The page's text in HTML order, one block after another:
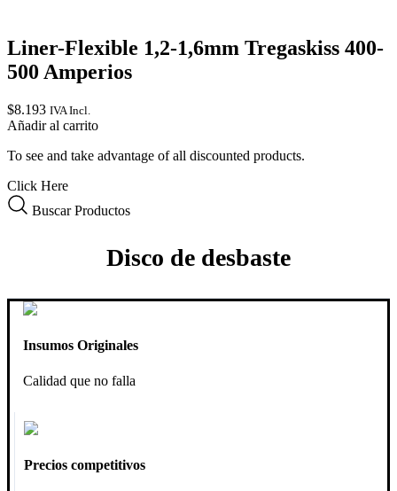
Liner-Flexible 1,2-1,6mm Tregaskiss 400-
500 Amperios
$8.193 IVA Incl.
Añadir al carrito
To see and take advantage of all discounted products.
Click Here
Buscar Productos
Disco de desbaste
Insumos Originales
Calidad que no falla
Precios competitivos